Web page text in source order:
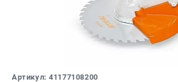
Артикул: 41177108200